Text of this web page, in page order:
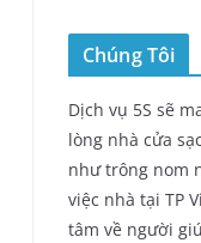
Chúng Tôi
Dịch vụ 5S sẽ
lòng nhà cửa
như trông nom
việc nhà tại TP
tâm về người